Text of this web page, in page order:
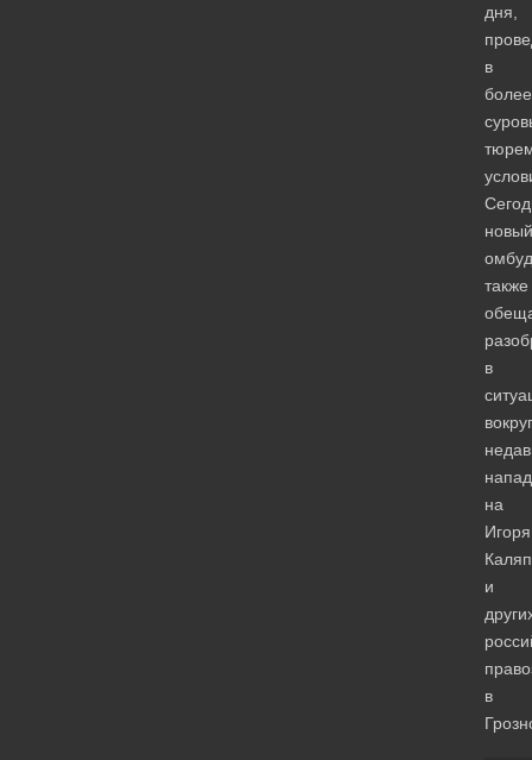
дня,
в
более
новый
также
в
вокруг
на
Игоря
и
в